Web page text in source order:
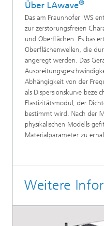
Über LAwave®
Das am Fraunhofer IWS
zur zerstörungsfreien
und Oberflächen. Es
Oberflächenwellen, die
angeregt werden. Das
Abhängigkeit von der
als Dispersionskurve
Elastizitätsmodul, der
bestimmt wird. Nach der
physikalischen Modells
Materialparameter zu
Weitere